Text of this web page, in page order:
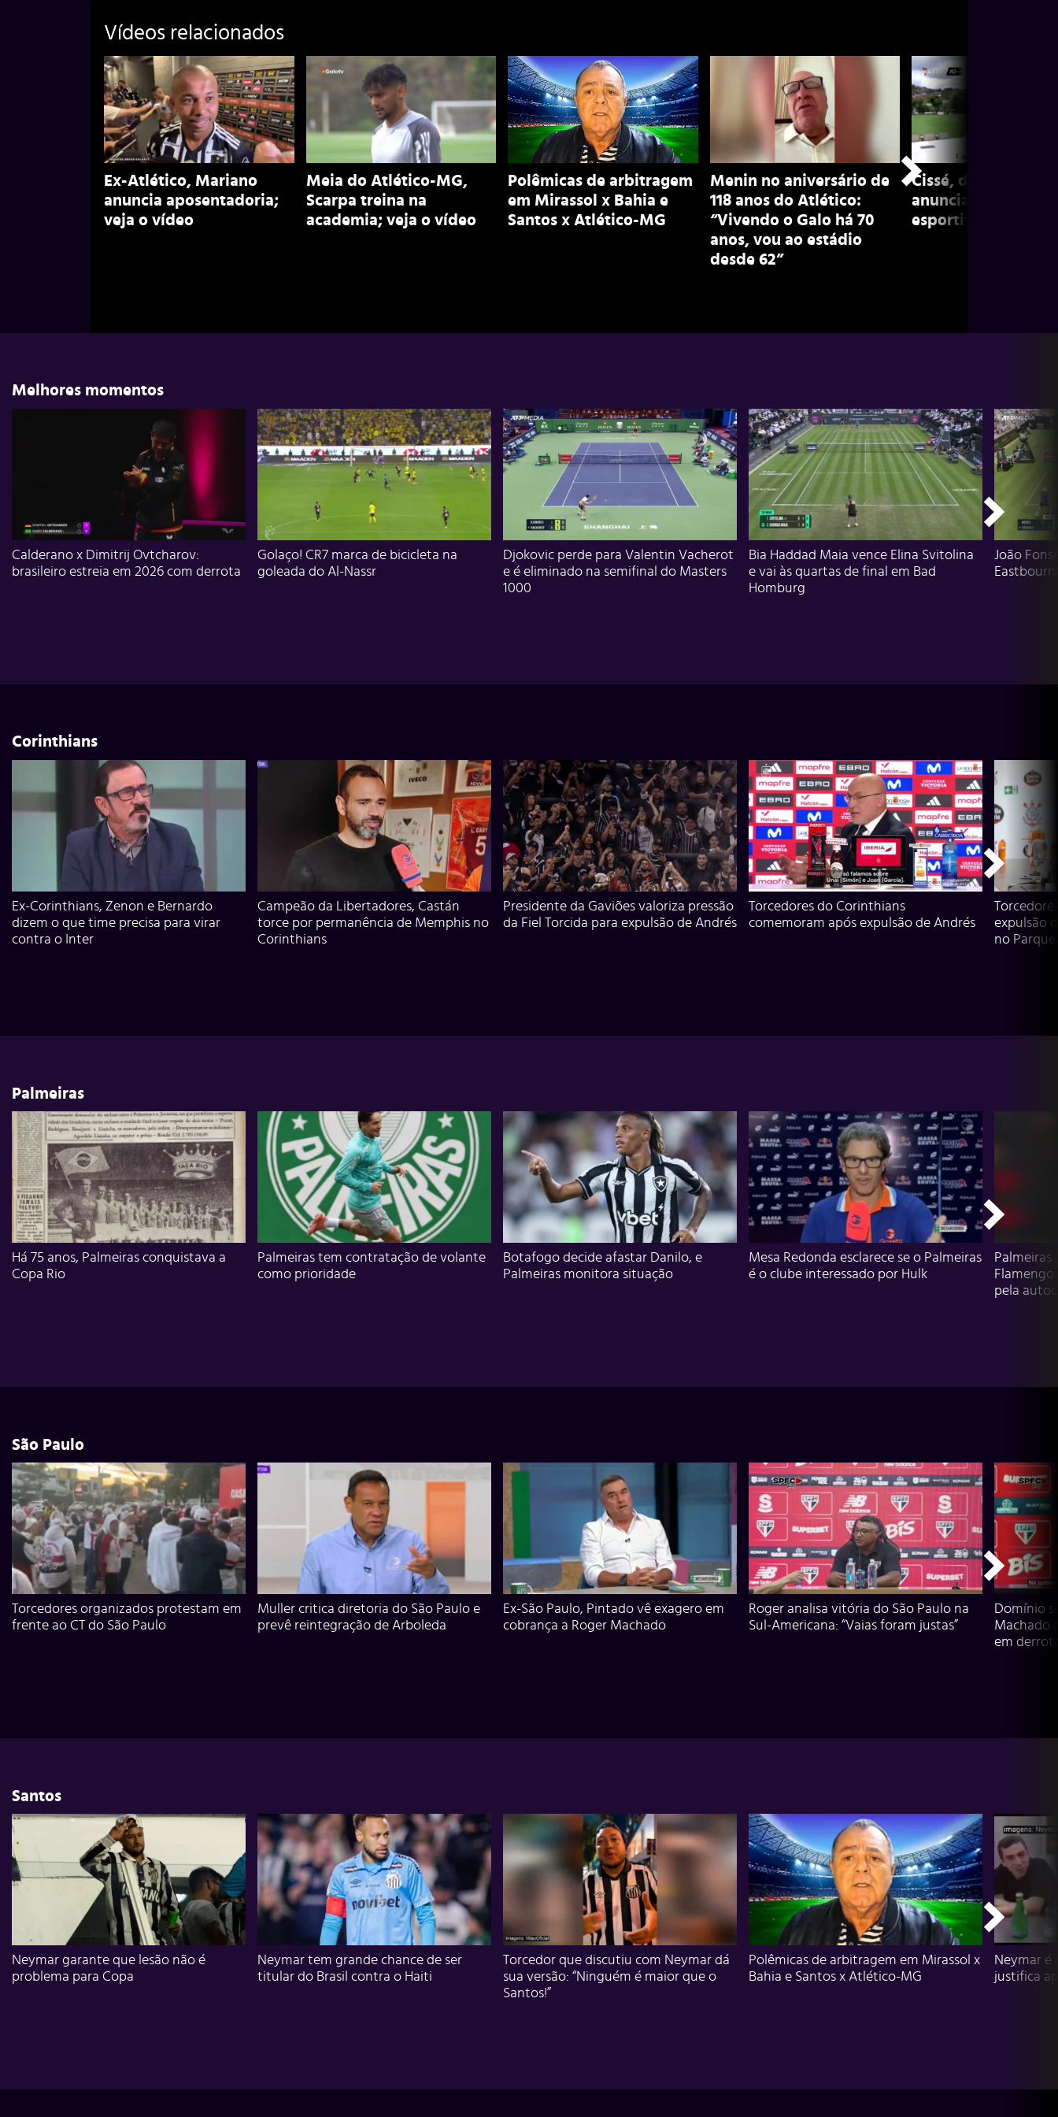
Vídeos relacionados
Ex-Atlético, Mariano
anuncia aposentadoria;
veja o vídeo
Meia do Atlético-MG,
Scarpa treina na
academia; veja o vídeo
Polêmicas de arbitragem
em Mirassol x Bahia e
Santos x Atlético-MG
Menin no aniversário de
118 anos do Atlético:
“Vivendo o Galo há 70
anos, vou ao estádio
desde 62”
Cissé, do Atlético-
anunciado por
esportiva; confira
Melhores momentos
Calderano x Dimitrij Ovtcharov:
brasileiro estreia em 2026 com derrota
Golaço! CR7 marca de bicicleta na
goleada do Al-Nassr
Djokovic perde para Valentin Vacherot
e é eliminado na semifinal do Masters
1000
Bia Haddad Maia vence Elina Svitolina
e vai às quartas de final em Bad
Homburg
João
Corinthians
Ex-Corinthians, Zenon e Bernardo
dizem o que time precisa para virar
contra o Inter
Campeão da Libertadores, Castán
torce por permanência de Memphis no
Corinthians
Presidente da Gaviões valoriza pressão
da Fiel Torcida para expulsão de Andrés
Torcedores do Corinthians
comemoram após expulsão de Andrés
expulsão
no Parque
Palmeiras
Há 75 anos, Palmeiras conquistava a
Copa Rio
Palmeiras tem contratação de volante
como prioridade
Botafogo decide afastar Danilo, e
Palmeiras monitora situação
Mesa Redonda esclarece se o Palmeiras
é o clube interessado por Hulk
Flamengo
pela
São Paulo
Torcedores organizados protestam em
frente ao CT do São Paulo
Muller critica diretoria do São Paulo e
prevê reintegração de Arboleda
Ex-São Paulo, Pintado vê exagero em
cobrança a Roger Machado
Roger analisa vitória do São Paulo na
Sul-Americana: “Vaias foram justas”
Domínio
Machado
em
Santos
Neymar garante que lesão não é
problema para Copa
Neymar tem grande chance de ser
titular do Brasil contra o Haiti
Torcedor que discutiu com Neymar dá
sua versão: “Ninguém é maior que o
Santos!”
Polêmicas de arbitragem em Mirassol x
Bahia e Santos x Atlético-MG
Neymar é
justifica